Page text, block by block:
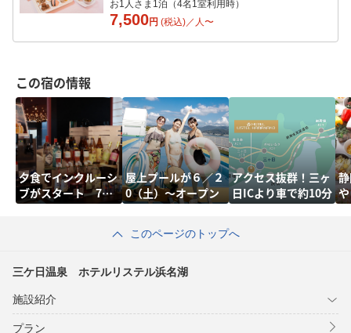
お1人さま1泊（4名1室利用時）
7,500円 (税込)／ 人〜
この宿の情報
夕食でインクルーシ
ブがスタート 7／1
～
屋上プールが６／２
0（土）～オープン
アクセス抜群！三ヶ
日ICより車で約10分
このページのトップへ
三ケ日温泉 ホテルリステル浜名湖
施設紹介
プラン